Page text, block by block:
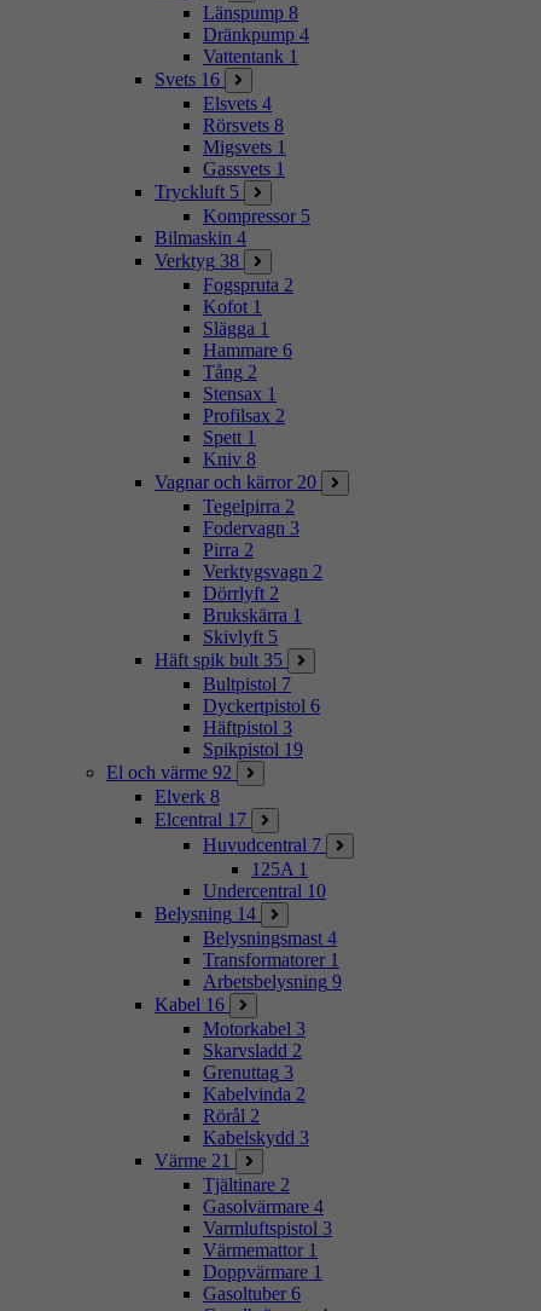
Länspump 8
Dränkpump 4
Vattentank 1
Svets 16
Elsvets 4
Rörsvets 8
Migsvets 1
Gassvets 1
Tryckluft 5
Kompressor 5
Bilmaskin 4
Verktyg 38
Fogspruta 2
Kofot 1
Slägga 1
Hammare 6
Tång 2
Stensax 1
Profilsax 2
Spett 1
Kniv 8
Vagnar och kärror 20
Tegelpirra 2
Fodervagn 3
Pirra 2
Verktygsvagn 2
Dörrlyft 2
Brukskärra 1
Skivlyft 5
Häft spik bult 35
Bultpistol 7
Dyckertpistol 6
Häftpistol 3
Spikpistol 19
El och värme 92
Elverk 8
Elcentral 17
Huvudcentral 7
125A 1
Undercentral 10
Belysning 14
Belysningsmast 4
Transformatorer 1
Arbetsbelysning 9
Kabel 16
Motorkabel 3
Skarvsladd 2
Grenuttag 3
Kabelvinda 2
Rörål 2
Kabelskydd 3
Värme 21
Tjältinare 2
Gasolvärmare 4
Varmluftspistol 3
Värmemattor 1
Doppvärmare 1
Gasoltuber 6